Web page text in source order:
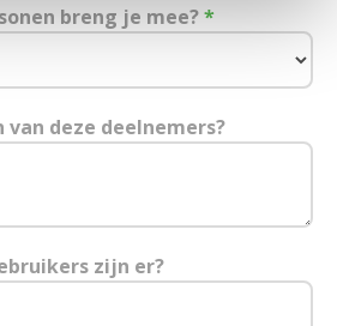
breng je mee?*
deze deelnemers?
zijn er?